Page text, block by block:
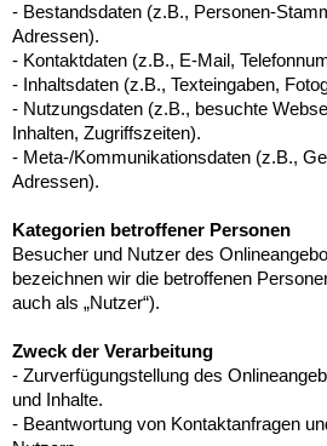
- Bestandsdaten (z.B., Personen-
Adressen).
- Kontaktdaten (z.B., E-Mail,
- Inhaltsdaten (z.B., Texteingaben,
- Nutzungsdaten (z.B., besuchte
Inhalten, Zugriffszeiten).
- Meta-/Kommunikationsdaten (z.B.,
Adressen).
Kategorien betroffener Personen
Besucher und Nutzer des
bezeichnen wir die betroffenen
auch als „Nutzer“).
Zweck der Verarbeitung
- Zurverfügungstellung des
und Inhalte.
- Beantwortung von Kontaktanfragen